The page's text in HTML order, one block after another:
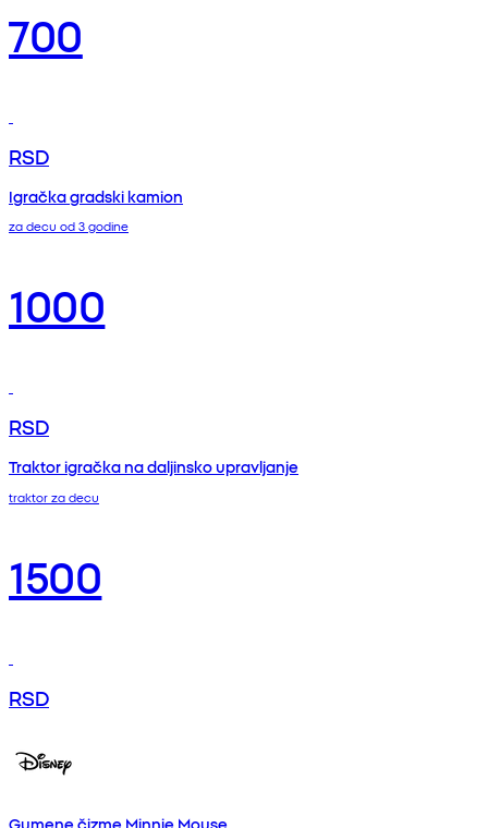
700
RSD
Igračka gradski kamion
za decu od 3 godine
1000
RSD
Traktor igračka na daljinsko upravljanje
traktor za decu
1500
RSD